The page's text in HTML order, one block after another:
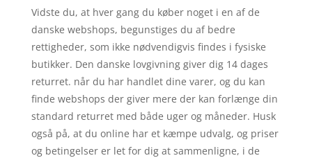
Vidste du, at hver gang du køber noget i en af de
danske webshops, begunstiges du af bedre
rettigheder, som ikke nødvendigvis findes i fysiske
butikker. Den danske lovgivning giver dig 14 dages
returret. når du har handlet dine varer, og du kan
finde webshops der giver mere der kan forlænge din
standard returret med både uger og måneder. Husk
også på, at du online har et kæmpe udvalg, og priser
og betingelser er let for dig at sammenligne, i de